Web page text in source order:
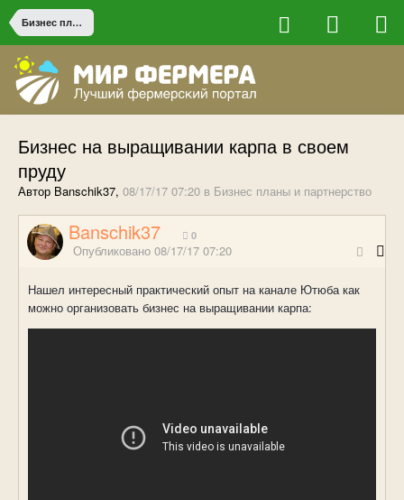
Бизнес планы и партнерство
Бизнес на выращивании карпа в своем
пруду
Автор Banschik37, 08/17/17 07:20 в Бизнес планы и партнерство
Banschik37 0
Опубликовано 08/17/17 07:20
Нашел интересный практический опыт на канале Ютюба как
можно организовать бизнес на выращивании карпа: